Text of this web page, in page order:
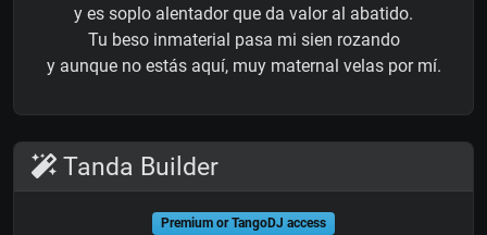
y es soplo alentador que da valor al abatido.
Tu beso inmaterial pasa mi sien rozando
y aunque no estás aquí, muy maternal velas por mí.
Tanda Builder
Premium or TangoDJ access